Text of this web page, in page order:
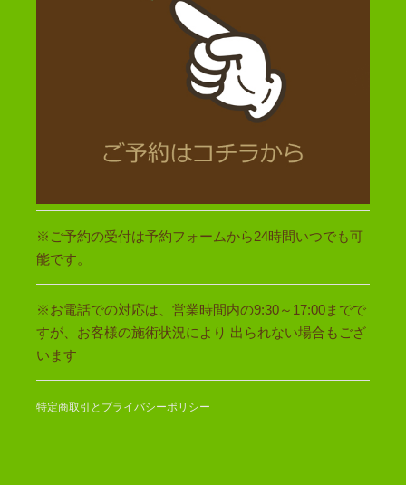
※ご予約の受付は予約フォームから24時間いつでも可
能です。
※お電話での対応は、営業時間内の9:30～17:00までで
すが、お客様の施術状況により 出られない場合もござ
います
特定商取引とプライバシーポリシー